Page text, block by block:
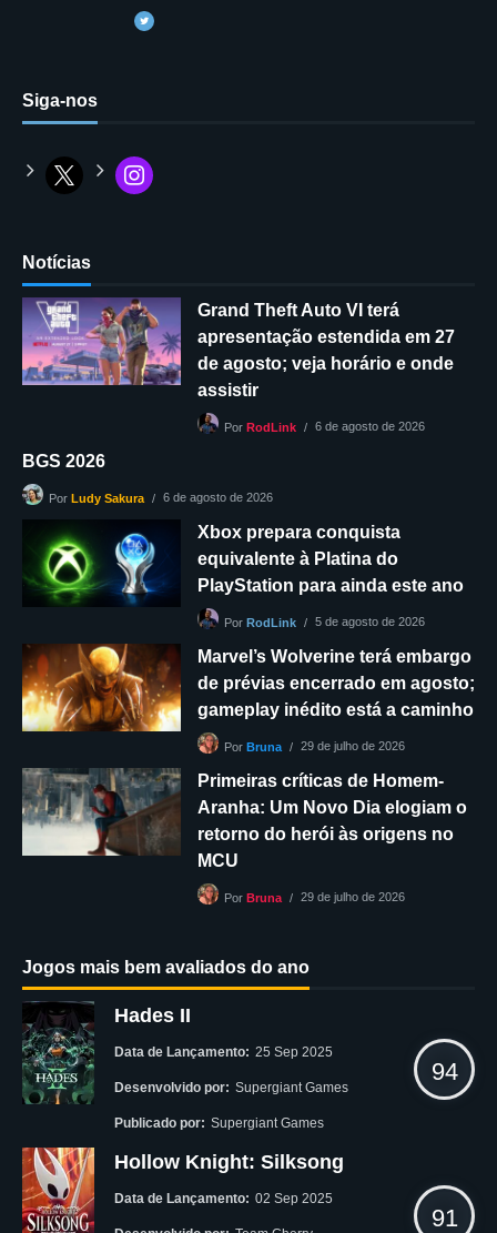
Siga-nos
Notícias
Grand Theft Auto VI terá
apresentação estendida em 27
de agosto; veja horário e onde
assistir
Por RodLink 6 de agosto de 2026
BGS 2026
Por Ludy Sakura 6 de agosto de 2026
Xbox prepara conquista
equivalente à Platina do
PlayStation para ainda este ano
Por RodLink 5 de agosto de 2026
Marvel’s Wolverine terá embargo
de prévias encerrado em agosto;
gameplay inédito está a caminho
Por Bruna 29 de julho de 2026
Primeiras críticas de Homem-
Aranha: Um Novo Dia elogiam o
retorno do herói às origens no
MCU
Por Bruna 29 de julho de 2026
Jogos mais bem avaliados do ano
Hades II
Data de Lançamento: 25 Sep 2025
Desenvolvido por: Supergiant Games
Publicado por: Supergiant Games
94
Hollow Knight: Silksong
Data de Lançamento: 02 Sep 2025
91